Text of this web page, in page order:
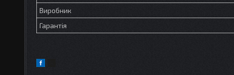
Виробник
Гарантія